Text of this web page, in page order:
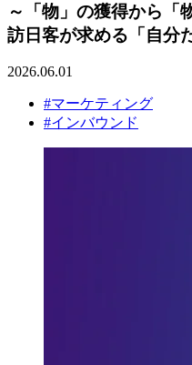
～「物」の獲得から「
訪日客が求める「自分
2026.06.01
#マーケティング
#インバウンド